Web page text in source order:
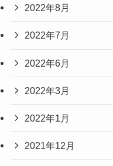
2022年8月
2022年7月
2022年6月
2022年3月
2022年1月
2021年12月